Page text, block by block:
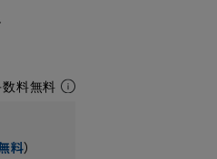
料無料
料）